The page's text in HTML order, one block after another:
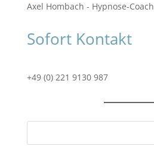
Axel Hombach - Hypnose-Coach
Sofort Kontakt
+49 (0) 221 9130 987